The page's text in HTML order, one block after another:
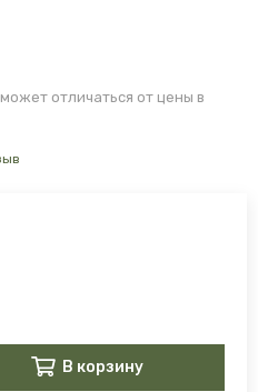
отличаться от цены в
В корзину